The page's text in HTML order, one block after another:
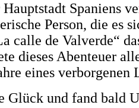
Spaniens
Person, die es
calle de Valverde“
dieses Abenteuer
eines verborgenen
Glück und fand bald